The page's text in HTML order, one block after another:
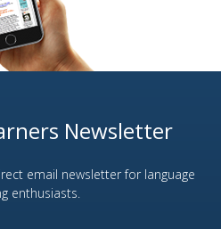
Newsletter
email newsletter for language
enthusiasts.